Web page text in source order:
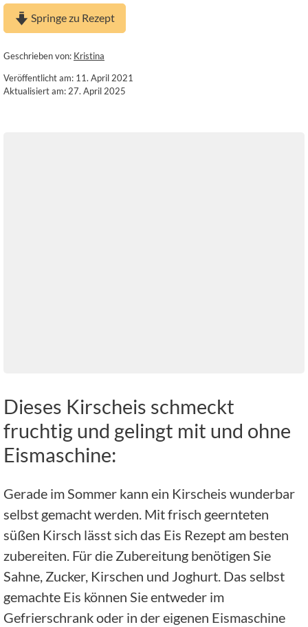
Springe zu Rezept
Geschrieben von: Kristina
Veröffentlicht am: 11. April 2021
Aktualisiert am: 27. April 2025
Dieses Kirscheis schmeckt
fruchtig und gelingt mit und ohne
Eismaschine:
Gerade im Sommer kann ein Kirscheis wunderbar
selbst gemacht werden. Mit frisch geernteten
süßen Kirsch lässt sich das Eis Rezept am besten
zubereiten. Für die Zubereitung benötigen Sie
Sahne, Zucker, Kirschen und Joghurt. Das selbst
gemachte Eis können Sie entweder im
Gefrierschrank oder in der eigenen Eismaschine